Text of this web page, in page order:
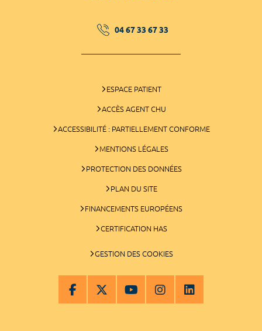
04 67 33 67 33
ESPACE PATIENT
ACCÈS AGENT CHU
ACCESSIBILITÉ : PARTIELLEMENT CONFORME
MENTIONS LÉGALES
PROTECTION DES DONNÉES
PLAN DU SITE
FINANCEMENTS EUROPÉENS
CERTIFICATION HAS
GESTION DES COOKIES